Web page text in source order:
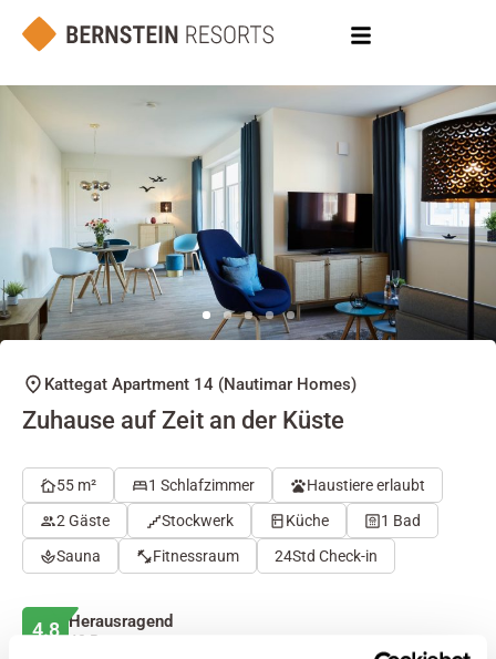
Kattegat Apartment 14 (Nautimar Homes)
Zuhause auf Zeit an der Küste
55 m² 1 Schlafzimmer
Haustiere erlaubt
2 Gäste
Stockwerk Küche
1 Bad
Sauna
Fitnessraum 24Std Check-in
4.8 Herausragend
40 Bewertungen